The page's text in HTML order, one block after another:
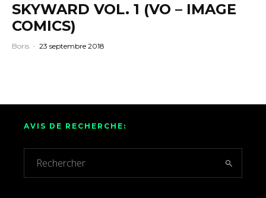
SKYWARD VOL. 1 (VO – IMAGE
COMICS)
Boris · 23 septembre 2018
AVIS DE RECHERCHE: